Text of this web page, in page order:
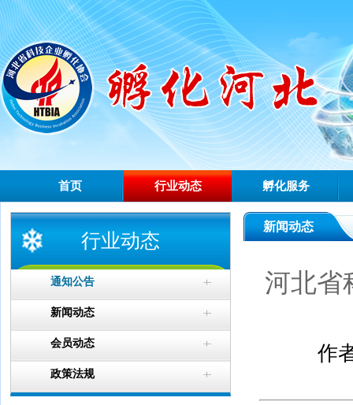
首页 行业动态 孵化服务
行业动态
通知公告
新闻动态
会员动态
政策法规
新闻动态
河北省
作